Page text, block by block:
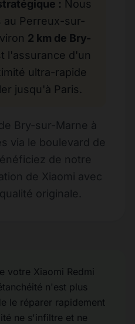
: Nous
au Perreux-sur-
2 km de Bry-
l'assurance d'un
ultra-rapide
jusqu'à Paris.
Bry-sur-Marne à
via le boulevard de
de notre
de Xiaomi avec
originale.
votre Xiaomi Redmi
n'est plus
le réparer rapidement
ne s'infiltre et ne